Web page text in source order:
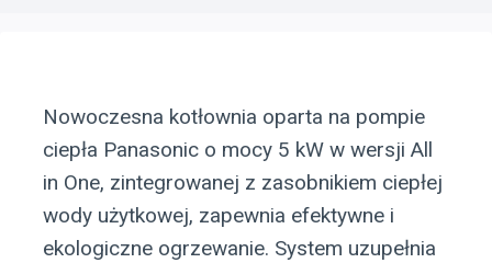
Nowoczesna kotłownia oparta na pompie
ciepła Panasonic o mocy 5 kW w wersji All
in One, zintegrowanej z zasobnikiem ciepłej
wody użytkowej, zapewnia efektywne i
ekologiczne ogrzewanie. System uzupełnia